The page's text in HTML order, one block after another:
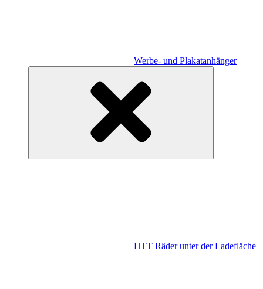
Werbe- und Plakatanhänger
HTT Räder unter der Ladefläche